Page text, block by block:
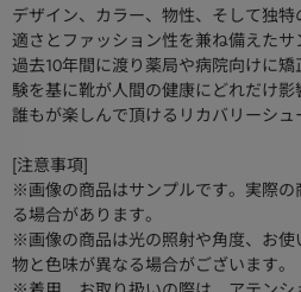
デザイン、カラー、物性、そして独
適さとファッション性を兼ね備えたサ
過去10年間に渡り薬局や病院向けに
験を基に靴が人間の健康にどれだけ
誰もが楽しんで頂けるリカバリーシュ
[注意事項]
※画像の商品はサンプルです。実際
る場合があります。
※画像の商品は光の照射や角度、お
物と色味が異なる場合がございます。